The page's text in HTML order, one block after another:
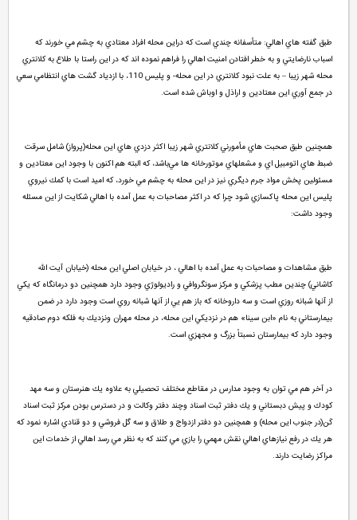
طبق گفته هاي اهالي: متأسفانه چندي است كه دراين محله افراد معتادي به چشم مي خورند كه
اسباب نارضايتي و به خطر افتادن امنيت اهالي را فراهم نموده اند كه در اين راستا با طلاع به كلانتري
محله شهر زيبا – به علت نبود كلانتري در اين محله- و پليس 110،‌ با ازدياد گشت هاي انتظامي سعي
در جمع آوري اين معتادين و اراذل و اوباش شده است.
همچنين طبق صحبت هاي مأمورني كلانتري شهر زيبا اكثر دزدي هاي اين محله(پرواز) شامل سرقت
ضبط هاي اتومبيل اي و مشعلهاي موتورخانه ها مي‌باشد، كه البته هم اكنون با وجود اين معتادين و
مسئولين پخش مواد جرم ديگري نيز در اين محله به چشم مي خورد، كه اميد است با كمك نيروي
پليس اين محله پاكسازي شود چرا كه در اكثر مصاحبات به عمل آمده با اهالي شكايت از اين مسئله
وجود داشت:
طبق مشاهدات و مصاحبات به عمل آمده با اهالي ، در خيابان اصلي اين محله (خيابان آيت الله
كاشاني) چندين مطب پزشكي و مركز سونگروافي و راديولوژي وجود دارد همچنين دو درمانگاه كه يكي
از آنها شبانه روزي است و سه داروخانه كه باز هم يي از آنها شبانه روي است وجود دارد در ضمن
بيمارستاني به نام «ابن سينا» هم در نزديكي اين محله، در محله مهران ونزديك به فلكه دوم صادقيه
وجود دارد كه بيمارستان نسبتاً بزرگ و مجهزي است.
در آخر هم مي توان به وجود مدارس در مقاطع مختلف تحصيلي به علاوه يك هنرستان و سه مهد
كودك و پيش دبستاني و يك دفتر ثبت اسناد وچند دفتر وكالت و در دسترس بودن مركز ثبت اسناد
كَن(در جنوب اين محله) و همچنين دو دفتر ازدواج و طلاق و سه گل فروشي و دو قنادي اشاره نمود كه
هر يك در رفع نيازهاي اهالي نقش مهمي را بازي مي كنند كه به نظر مي رسد اهالي از خدمات اين
مراكز رضايت دارند.